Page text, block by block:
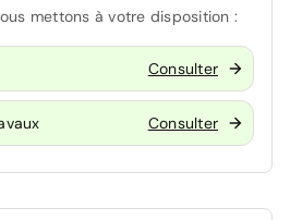
mettons à votre disposition :
Consulter
Consulter